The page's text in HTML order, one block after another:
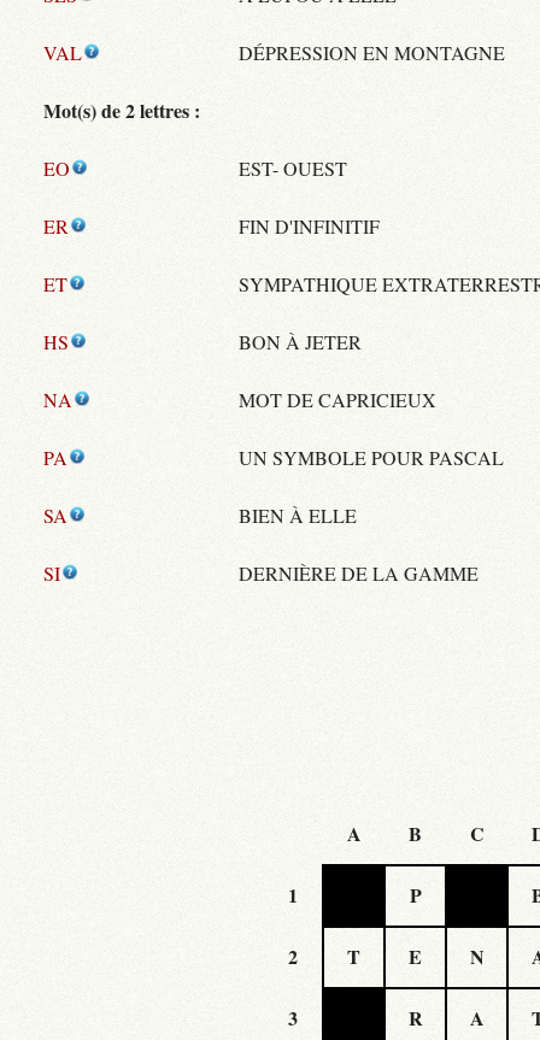
VAL DÉPRESSION EN MONTAGNE
Mot(s) de 2 lettres :
EO EST- OUEST
ER FIN D'INFINITIF
ET SYMPATHIQUE
HS BON À JETER
NA MOT DE CAPRICIEUX
PA UN SYMBOLE POUR PASCAL
SA BIEN À ELLE
SI DERNIÈRE DE LA GAMME
A B C
1 P
2 T E N
3 R A